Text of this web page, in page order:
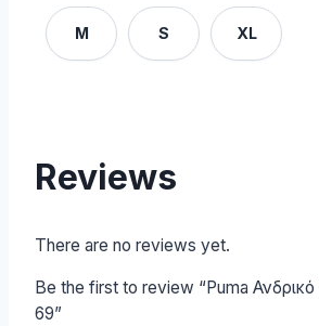
M S XL
Reviews
There are no reviews yet.
Be the first to review “Puma
69”